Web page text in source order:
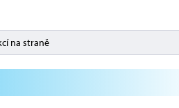
na straně